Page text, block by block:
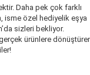
Daha pek çok farklı
isme özel hediyelik eşya
sizleri bekliyor.
ürünlere